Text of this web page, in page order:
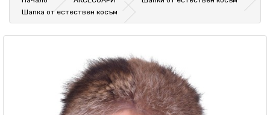
Шапка от естествен косъм